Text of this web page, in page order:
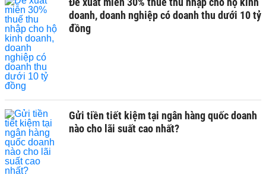
doanh, doanh nghiệp có doanh thu dưới 10 tỷ
đồng
Gửi tiền tiết kiệm tại ngân hàng quốc doanh
nào cho lãi suất cao nhất?